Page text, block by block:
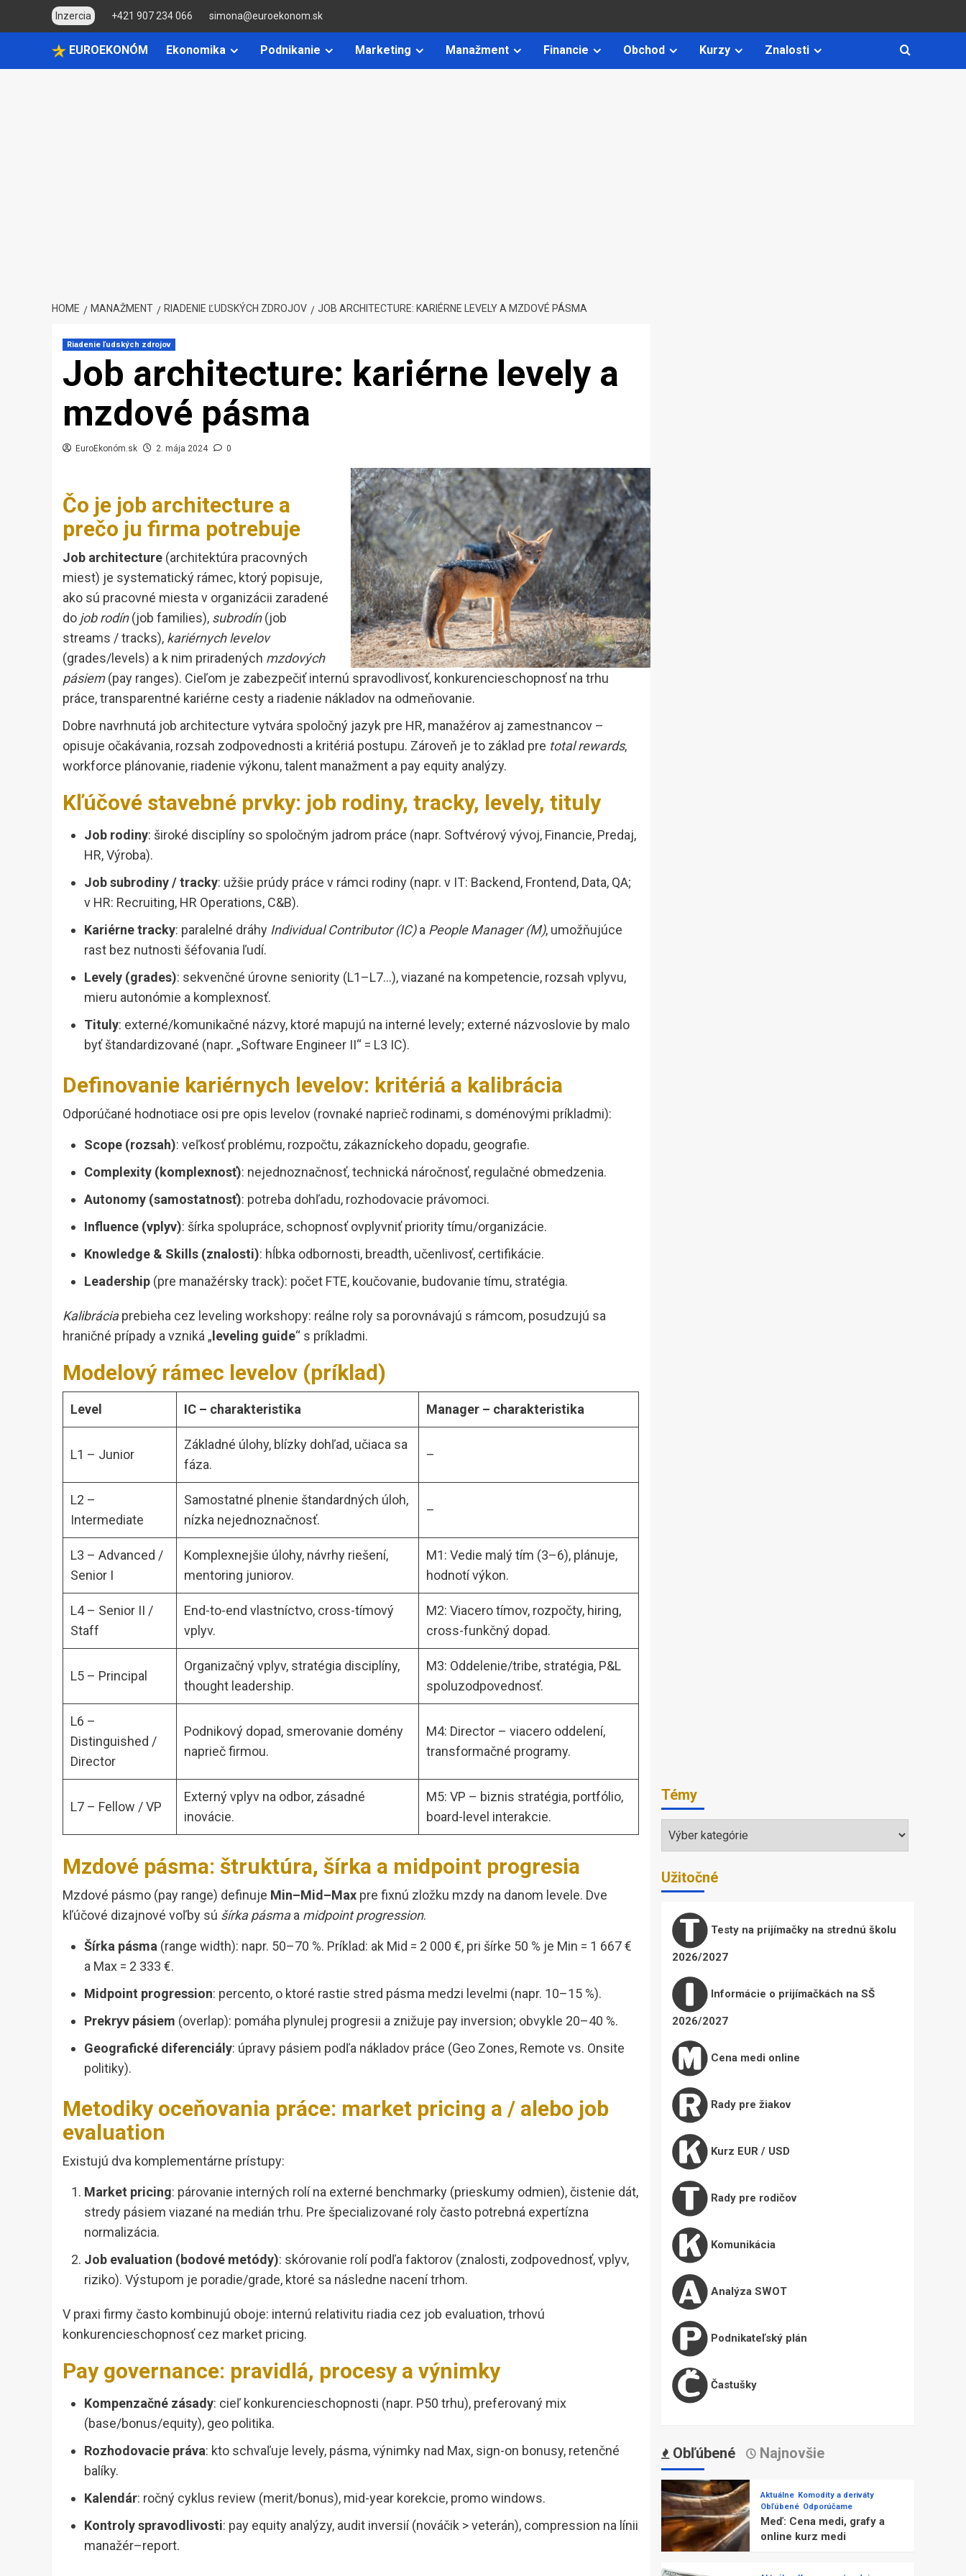
Inzercia +421 907 234 066 simona@euroekonom.sk
EUROEKONÓM Ekonomika Podnikanie Marketing Manažment Financie Obchod Kurzy Znalosti
HOME MANAŽMENT RIADENIE ĽUDSKÝCH ZDROJOV JOB ARCHITECTURE: KARIÉRNE LEVELY A MZDOVÉ PÁSMA
Riadenie ľudských zdrojov
Job architecture: kariérne levely a
mzdové pásma
EuroEkonóm.sk 2. mája 2024 0
Čo je job architecture a
prečo ju firma potrebuje
Job architecture (architektúra pracovných
miest) je systematický rámec, ktorý popisuje,
ako sú pracovné miesta v organizácii zaradené
do job rodín(job families), subrodín(job
streams / tracks), kariérnych levelov
(grades/levels) a k nim priradených mzdových
pásiem(pay ranges). Cieľom je zabezpečiť internú spravodlivosť, konkurencieschopnosť na trhu
práce, transparentné kariérne cesty a riadenie nákladov na odmeňovanie.
Dobre navrhnutá job architecture vytvára spoločný jazyk pre HR, manažérov aj zamestnancov –
opisuje očakávania, rozsah zodpovednosti a kritériá postupu. Zároveň je to základ pre total rewards,
workforce plánovanie, riadenie výkonu, talent manažment a pay equity analýzy.
Kľúčové stavebné prvky: job rodiny, tracky, levely, tituly
Job rodiny: široké disciplíny so spoločným jadrom práce (napr. Softvérový vývoj, Financie, Predaj,
HR, Výroba).
Job subrodiny / tracky: užšie prúdy práce v rámci rodiny (napr. v IT: Backend, Frontend, Data, QA;
v HR: Recruiting, HR Operations, C&B).
Kariérne tracky: paralelné dráhy Individual Contributor (IC)a People Manager (M), umožňujúce
rast bez nutnosti šéfovania ľudí.
Levely (grades): sekvenčné úrovne seniority (L1–L7…), viazané na kompetencie, rozsah vplyvu,
mieru autonómie a komplexnosť.
Tituly: externé/komunikačné názvy, ktoré mapujú na interné levely; externé názvoslovie by malo
byť štandardizované (napr. „Software Engineer II“ = L3 IC).
Definovanie kariérnych levelov: kritériá a kalibrácia
Odporúčané hodnotiace osi pre opis levelov (rovnaké naprieč rodinami, s doménovými príkladmi):
Scope (rozsah): veľkosť problému, rozpočtu, zákazníckeho dopadu, geografie.
Complexity (komplexnosť): nejednoznačnosť, technická náročnosť, regulačné obmedzenia.
Autonomy (samostatnosť): potreba dohľadu, rozhodovacie právomoci.
Influence (vplyv): šírka spolupráce, schopnosť ovplyvniť priority tímu/organizácie.
Knowledge & Skills (znalosti): hĺbka odbornosti, breadth, učenlivosť, certifikácie.
Leadership (pre manažérsky track): počet FTE, koučovanie, budovanie tímu, stratégia.
Kalibráciaprebieha cez leveling workshopy: reálne roly sa porovnávajú s rámcom, posudzujú sa
hraničné prípady a vzniká „ leveling guide“ s príkladmi.
Modelový rámec levelov (príklad)
Level IC – charakteristika Manager – charakteristika
L1 – Junior
Základné úlohy, blízky dohľad, učiaca sa
fáza.
–
L2 –
Intermediate
Samostatné plnenie štandardných úloh,
nízka nejednoznačnosť.
–
L3 – Advanced /
Senior I
Komplexnejšie úlohy, návrhy riešení,
mentoring juniorov.
M1: Vedie malý tím (3–6), plánuje,
hodnotí výkon.
L4 – Senior II /
Staff
End-to-end vlastníctvo, cross-tímový
vplyv.
M2: Viacero tímov, rozpočty, hiring,
cross-funkčný dopad.
L5 – Principal
Organizačný vplyv, stratégia disciplíny,
thought leadership.
M3: Oddelenie/tribe, stratégia, P&L
spoluzodpovednosť.
L6 –
Distinguished /
Director
Podnikový dopad, smerovanie domény
naprieč firmou.
M4: Director – viacero oddelení,
transformačné programy.
L7 – Fellow / VP
Externý vplyv na odbor, zásadné
inovácie.
M5: VP – biznis stratégia, portfólio,
board-level interakcie.
Mzdové pásma: štruktúra, šírka a midpoint progresia
Mzdové pásmo (pay range) definuje Min–Mid–Max pre fixnú zložku mzdy na danom levele. Dve
kľúčové dizajnové voľby sú šírka pásmaa midpoint progression.
Šírka pásma (range width): napr. 50–70 %. Príklad: ak Mid = 2 000 €, pri šírke 50 % je Min = 1 667 €
a Max = 2 333 €.
Midpoint progression: percento, o ktoré rastie stred pásma medzi levelmi (napr. 10–15 %).
Prekryv pásiem (overlap): pomáha plynulej progresii a znižuje pay inversion; obvykle 20–40 %.
Geografické diferenciály: úpravy pásiem podľa nákladov práce (Geo Zones, Remote vs. Onsite
politiky).
Metodiky oceňovania práce: market pricing a / alebo job
evaluation
Existujú dva komplementárne prístupy:
Market pricing: párovanie interných rolí na externé benchmarky (prieskumy odmien), čistenie dát,
stredy pásiem viazané na medián trhu. Pre špecializované roly často potrebná expertízna
normalizácia.
Job evaluation (bodové metódy): skórovanie rolí podľa faktorov (znalosti, zodpovednosť, vplyv,
riziko). Výstupom je poradie/grade, ktoré sa následne nacení trhom.
V praxi firmy často kombinujú oboje: internú relativitu riadia cez job evaluation, trhovú
konkurencieschopnosť cez market pricing.
Pay governance: pravidlá, procesy a výnimky
Kompenzačné zásady: cieľ konkurencieschopnosti (napr. P50 trhu), preferovaný mix
(base/bonus/equity), geo politika.
Rozhodovacie práva: kto schvaľuje levely, pásma, výnimky nad Max, sign-on bonusy, retenčné
balíky.
Kalendár: ročný cyklus review (merit/bonus), mid-year korekcie, promo windows.
Kontroly spravodlivosti: pay equity analýzy, audit inversií (nováčik > veterán), compression na línii
manažér–report.
Témy
Témy
Užitočné
Testy na prijímačky na strednú školu
2026/2027
Informácie o prijímačkách na SŠ
2026/2027
Cena medi online
Rady pre žiakov
Kurz EUR / USD
Rady pre rodičov
Komunikácia
Analýza SWOT
Podnikateľský plán
Častušky
Obľúbené Najnovšie
Aktuálne Komodity a deriváty
Obľúbené Odporúčame
Meď: Cena medi, grafy a
online kurz medi